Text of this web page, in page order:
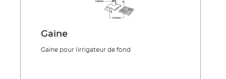
Gaine
Gaine pour Iirrigateur de fond